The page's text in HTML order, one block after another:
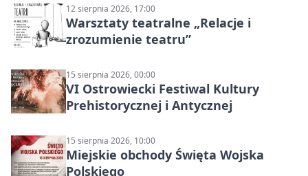
12 sierpnia 2026, 17:00
Warsztaty teatralne „Relacje i
zrozumienie teatru”
15 sierpnia 2026, 00:00
VI Ostrowiecki Festiwal Kultury
Prehistorycznej i Antycznej
15 sierpnia 2026, 10:00
Miejskie obchody Święta Wojska
Polskiego